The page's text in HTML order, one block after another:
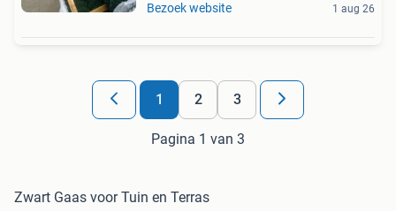
Bezoek website 1 aug 26
1 2 3
Pagina 1 van 3
Zwart Gaas voor Tuin en Terras